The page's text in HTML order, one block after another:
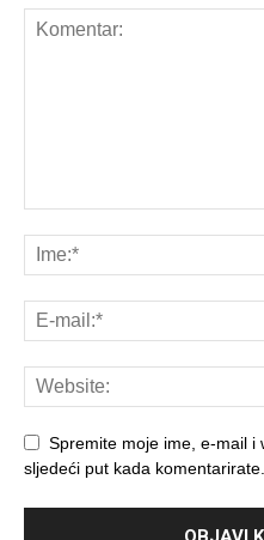
Spremite moje ime, e-mail i
sljedeći put kada komentarirate.